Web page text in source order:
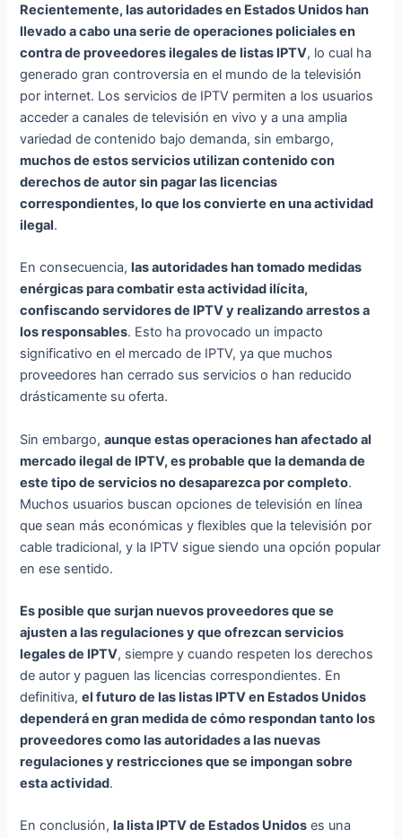
Recientemente, las autoridades en Estados Unidos han
llevado a cabo una serie de operaciones policiales en
contra de proveedores ilegales de listas IPTV, lo cual ha
generado gran controversia en el mundo de la televisión
por internet. Los servicios de IPTV permiten a los usuarios
acceder a canales de televisión en vivo y a una amplia
variedad de contenido bajo demanda, sin embargo,
muchos de estos servicios utilizan contenido con
derechos de autor sin pagar las licencias
correspondientes, lo que los convierte en una actividad
ilegal.
En consecuencia,las autoridades han tomado medidas
enérgicas para combatir esta actividad ilícita,
confiscando servidores de IPTV y realizando arrestos a
los responsables. Esto ha provocado un impacto
significativo en el mercado de IPTV, ya que muchos
proveedores han cerrado sus servicios o han reducido
drásticamente su oferta.
Sin embargo,aunque estas operaciones han afectado al
mercado ilegal de IPTV, es probable que la demanda de
este tipo de servicios no desaparezca por completo.
Muchos usuarios buscan opciones de televisión en línea
que sean más económicas y flexibles que la televisión por
cable tradicional, y la IPTV sigue siendo una opción popular
en ese sentido.
Es posible que surjan nuevos proveedores que se
ajusten a las regulaciones y que ofrezcan servicios
legales de IPTV, siempre y cuando respeten los derechos
de autor y paguen las licencias correspondientes. En
definitiva,el futuro de las listas IPTV en Estados Unidos
dependerá en gran medida de cómo respondan tanto los
proveedores como las autoridades a las nuevas
regulaciones y restricciones que se impongan sobre
esta actividad.
En conclusión,la lista IPTV de Estados Unidos es una